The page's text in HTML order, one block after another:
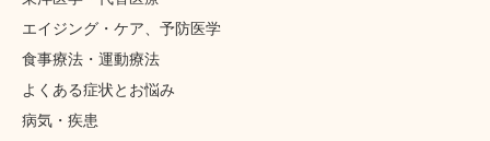
エイジング・ケア、予防医学
食事療法・運動療法
よくある症状とお悩み
病気・疾患